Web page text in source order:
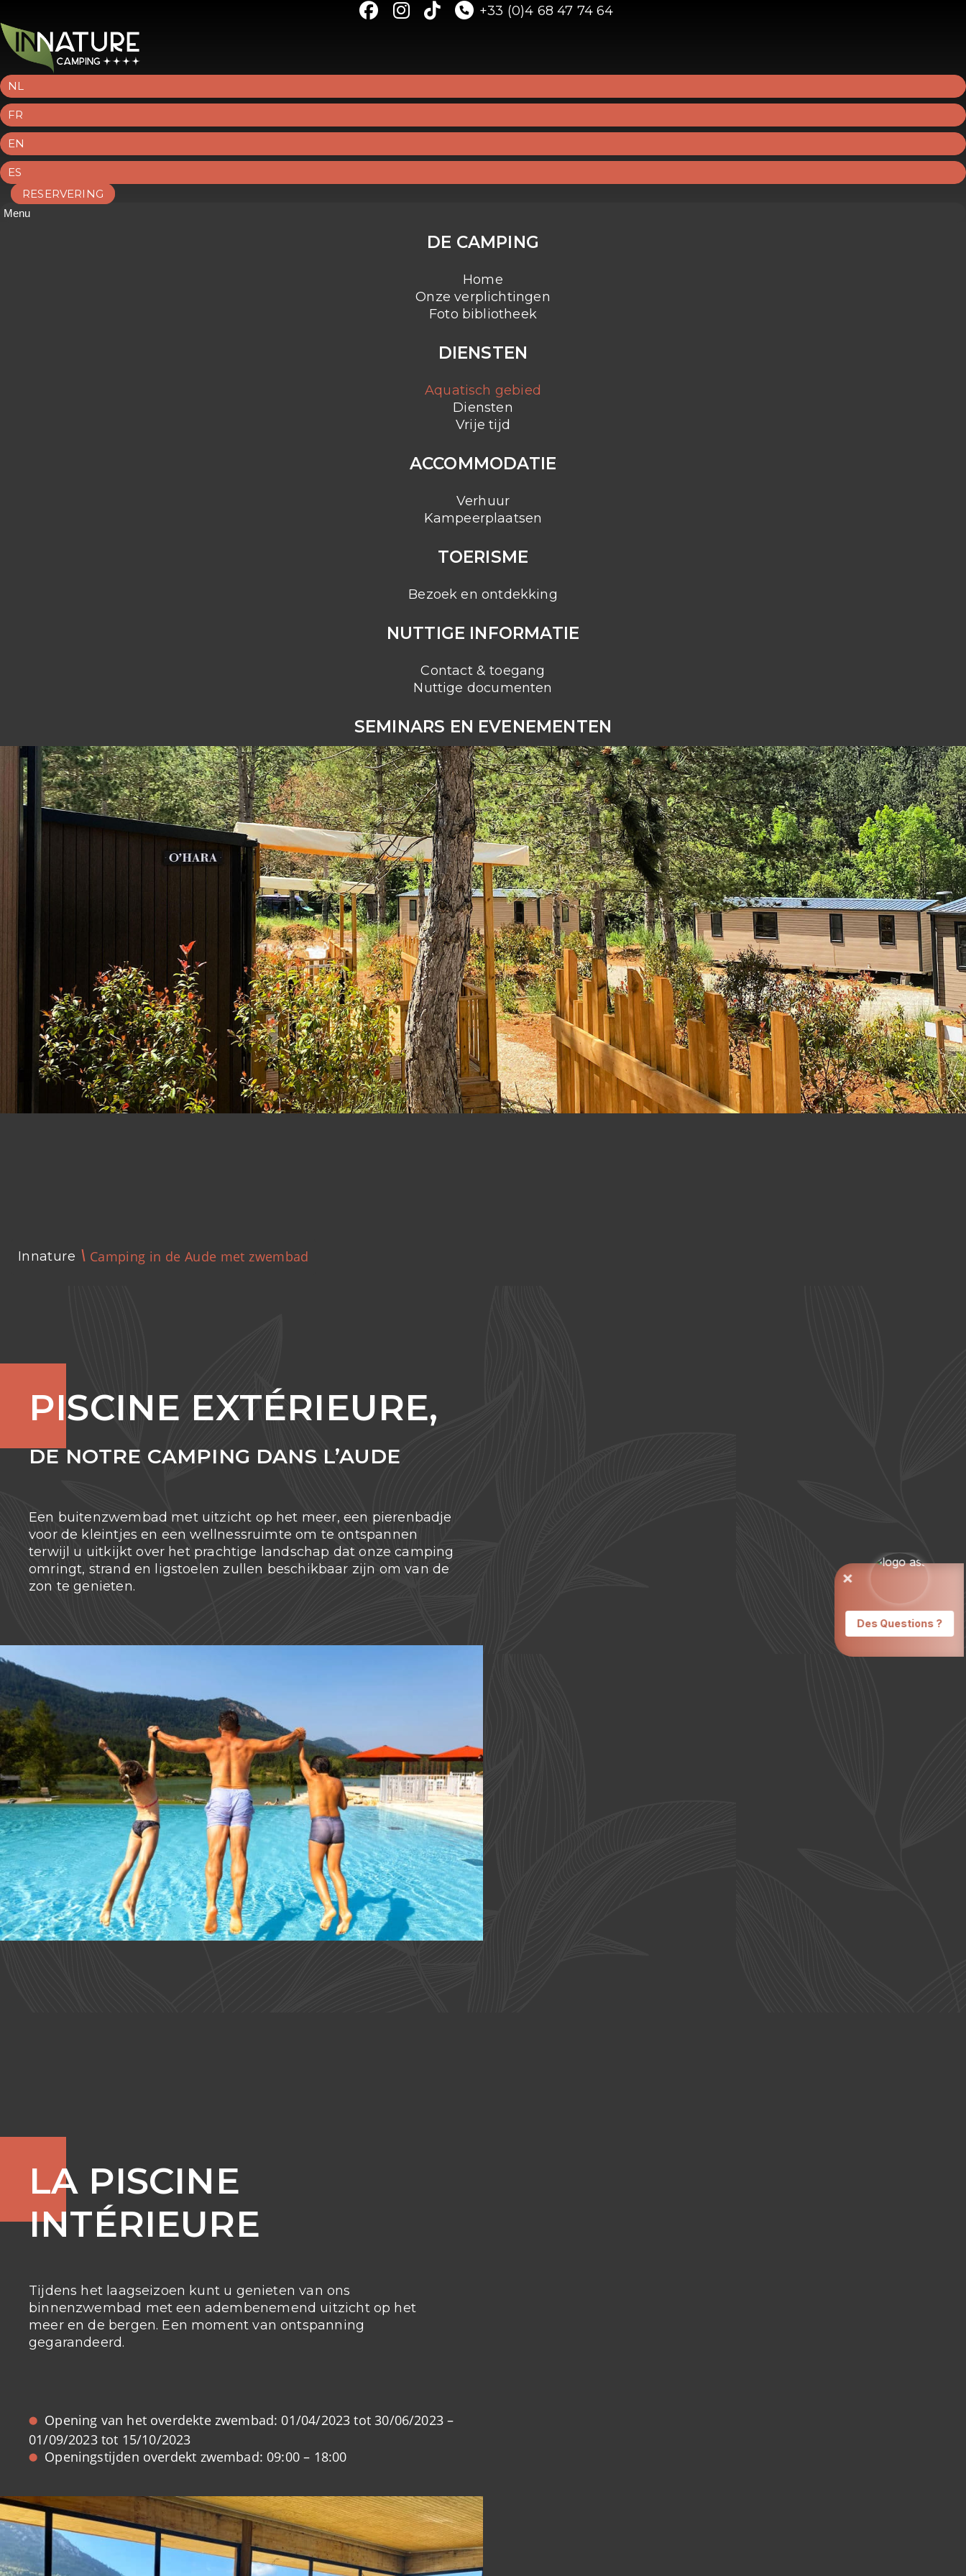
+33 (0)4 68 47 74 64
NL
FR
EN
ES
RESERVERING
Menu
DE CAMPING
Home
Onze verplichtingen
Foto bibliotheek
DIENSTEN
Aquatisch gebied
Diensten
Vrije tijd
ACCOMMODATIE
Verhuur
Kampeerplaatsen
TOERISME
Bezoek en ontdekking
NUTTIGE INFORMATIE
Contact & toegang
Nuttige documenten
SEMINARS EN EVENEMENTEN
Innature Camping in de Aude met zwembad
PISCINE EXTÉRIEURE,
DE NOTRE CAMPING DANS L’AUDE
Een buitenzwembad met uitzicht op het meer, een pierenbadje
voor de kleintjes en een wellnessruimte om te ontspannen
terwijl u uitkijkt over het prachtige landschap dat onze camping
omringt, strand en ligstoelen zullen beschikbaar zijn om van de
zon te genieten.
LA PISCINE
INTÉRIEURE
Tijdens het laagseizoen kunt u genieten van ons
binnenzwembad met een adembenemend uitzicht op het
meer en de bergen. Een moment van ontspanning
gegarandeerd.
Opening van het overdekte zwembad: 01/04/2023 tot 30/06/2023 –
01/09/2023 tot 15/10/2023
Openingstijden overdekt zwembad: 09:00 – 18:00